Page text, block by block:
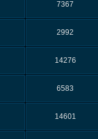
7367
2992
14276
6583
14601